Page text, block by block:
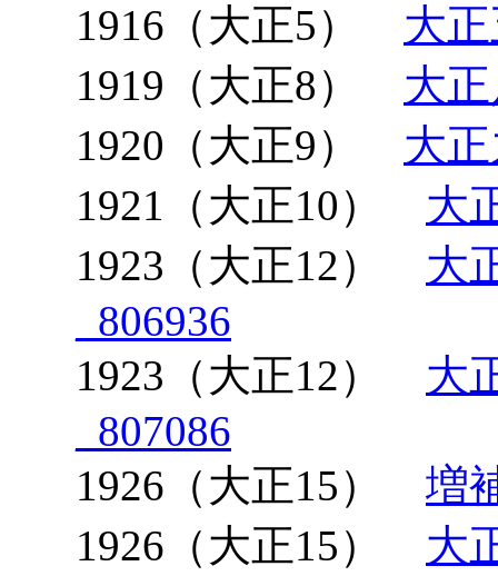
1916（大正5） 大
1919（大正8） 大
1920（大正9） 大
1921（大正10） 大
1923（大正12） 大
_806936
1923（大正12） 大
_807086
1926（大正15） 増
1926（大正15） 大